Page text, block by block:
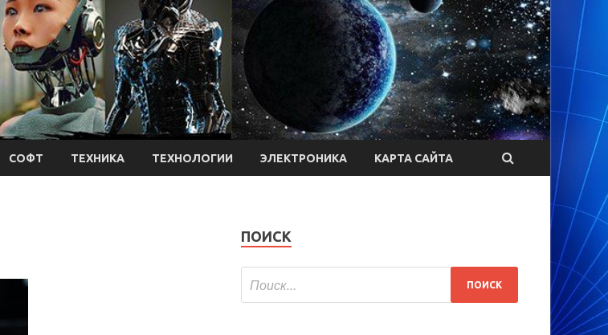
СОФТ ТЕХНИКА ТЕХНОЛОГИИ ЭЛЕКТРОНИКА КАРТА САЙТА
ПОИСК